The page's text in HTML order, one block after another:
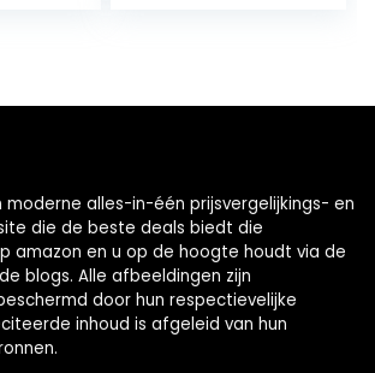
moderne alles-in-één prijsvergelijkings- en
die de beste deals biedt die
amazon en u op de hoogte houdt via de
blogs. Alle afbeeldingen zijn
door hun respectievelijke
inhoud is afgeleid van hun